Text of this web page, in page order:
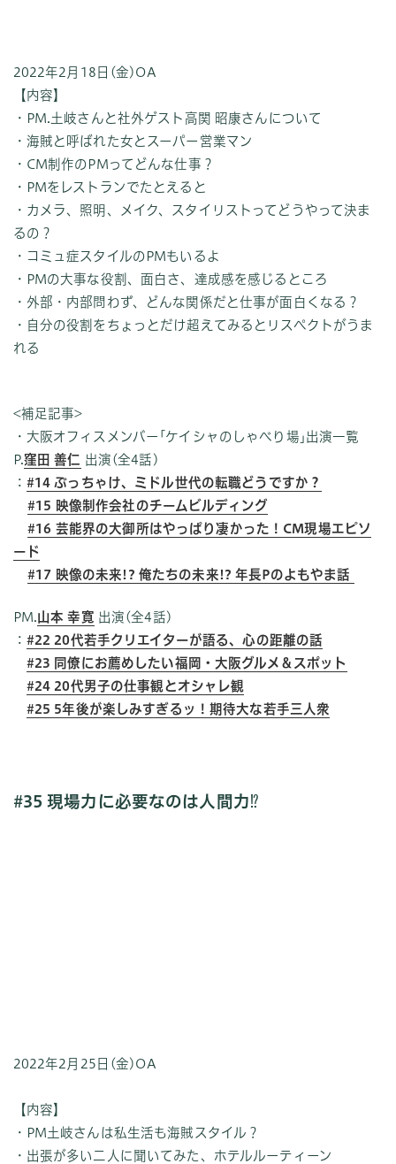
2022年2月18日(金)OA
【内容】
・PM.土岐さんと社外ゲスト高関 昭康さんについて
・海賊と呼ばれた女とスーパー営業マン
・CM制作のPMってどんな仕事？
・PMをレストランでたとえると
・カメラ、照明、メイク、スタイリストってどうやって決ま
るの？
・コミュ症スタイルのPMもいるよ
・PMの大事な役割、面白さ、達成感を感じるところ
・外部・内部問わず、どんな関係だと仕事が面白くなる？
・自分の役割をちょっとだけ超えてみるとリスペクトがうま
れる
<補足記事>
・大阪オフィスメンバー｢ケイシャのしゃべり場｣出演一覧
P.窪田 善仁 出演(全4話)
： #14 ぶっちゃけ、ミドル世代の転職どうですか？
#15 映像制作会社のチームビルディング
#16 芸能界の大御所はやっぱり凄かった！CM現場エピソ
ード
#17 映像の未来!? 俺たちの未来!? 年長Pのよもやま話
PM.山本 幸寛 出演(全4話)
： #22 20代若手クリエイターが語る、心の距離の話
#23 同僚にお薦めしたい福岡・大阪グルメ＆スポット
#24 20代男子の仕事観とオシャレ観
#25 5年後が楽しみすぎるッ！期待大な若手三人衆
#35 現場力に必要なのは人間力⁉︎
2022年2月25日(金)OA
【内容】
・PM土岐さんは私生活も海賊スタイル？
・出張が多い二人に聞いてみた、ホテルルーティーン